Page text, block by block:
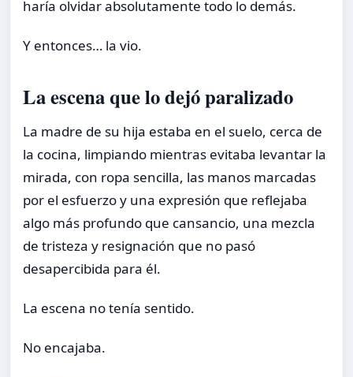
haría olvidar absolutamente todo lo demás.
Y entonces… la vio.
La escena que lo dejó paralizado
La madre de su hija estaba en el suelo, cerca de
la cocina, limpiando mientras evitaba levantar la
mirada, con ropa sencilla, las manos marcadas
por el esfuerzo y una expresión que reflejaba
algo más profundo que cansancio, una mezcla
de tristeza y resignación que no pasó
desapercibida para él.
La escena no tenía sentido.
No encajaba.